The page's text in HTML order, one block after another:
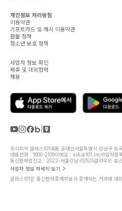
개인정보 처리방침
이용약관
기프트카드 및 캐시 이용약관
환불 정책
청소년 보호 정책
사업자 정보 확인
제휴 및 대외협력
채용
주식회사 클래스101대표 공대선서울특별시 강남구 도
대표전화 : 1800-2109이메일 : ask@101.inc사업자등
통신판매업신고 : 2022-서울강남-02525클라우드 호
사업자 정보 자세히 보기
클래스101은 통신판매중개자로서 중개하는 거래에 대